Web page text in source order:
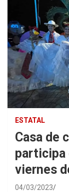
ESTATAL
Casa de
participa
viernes
04/03/2023